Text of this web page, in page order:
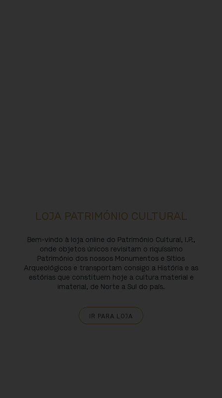
LOJA PATRIMÓNIO CULTURAL
Bem-vindo à loja online do Património Cultural, I.P.,
onde objetos únicos revisitam o riquíssimo
Património dos nossos Monumentos e Sítios
Arqueológicos e transportam consigo a História e as
estórias que constituem hoje a cultura material e
imaterial, de Norte a Sul do país.
IR PARA LOJA